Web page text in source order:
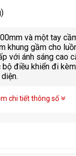
và một tay
gầm cho
với ánh sáng cao
điều khiển đi
chi tiết thông số